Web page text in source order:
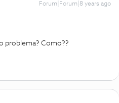
Forum|Forum|8 years ago
problema? Como??